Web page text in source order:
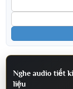
Nghe audio tiết
liệu